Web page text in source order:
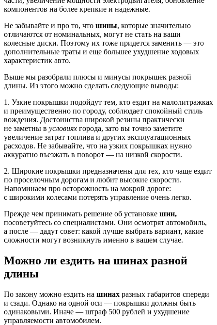
компонентов на более крепкие и надежные.
Не забывайте и про то, что шины, которые значительно
отличаются от номинальных, могут не стать на ваши
колесные диски. Поэтому их тоже придется заменить — это
дополнительные траты и еще большее ухудшение ходовых
характеристик авто.
Выше мы разобрали плюсы и минусы покрышек разной
длины. Из этого можно сделать следующие выводы:
1. Узкие покрышки подойдут тем, кто ездит на малолитражках
и преимущественно по городу, соблюдает спокойный стиль
вождения. Достоинства широкой резины практически
не заметны в условиях города, зато вы точно заметите
увеличение затрат топлива и других эксплуатационных
расходов. Не забывайте, что на узких покрышках нужно
аккуратно въезжать в поворот — на низкой скорости.
2. Широкие покрышки предназначены для тех, кто чаще ездит
по проселочным дорогам и любит высокие скорости.
Напоминаем про осторожность на мокрой дороге:
с широкими колесами потерять управление очень легко.
Прежде чем принимать решение об установке шин,
посоветуйтесь со специалистами. Они осмотрят автомобиль,
а после — дадут совет: какой лучше выбрать вариант, какие
сложности могут возникнуть именно в вашем случае.
Можно ли ездить на шинах разной
длины
По закону можно ездить на шинах разных габаритов спереди
и сзади. Однако на одной оси — покрышки должны быть
одинаковыми. Иначе — штраф 500 рублей и ухудшение
управляемости автомобилем.